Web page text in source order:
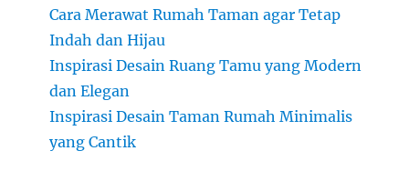
Cara Merawat Rumah Taman agar Tetap
Indah dan Hijau
Inspirasi Desain Ruang Tamu yang Modern
dan Elegan
Inspirasi Desain Taman Rumah Minimalis
yang Cantik